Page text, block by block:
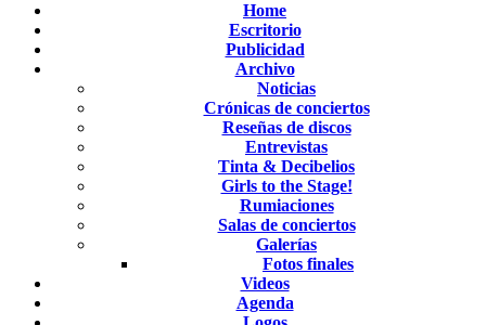
Home
Escritorio
Publicidad
Archivo
Noticias
Crónicas de conciertos
Reseñas de discos
Entrevistas
Tinta & Decibelios
Girls to the Stage!
Rumiaciones
Salas de conciertos
Galerías
Fotos finales
Videos
Agenda